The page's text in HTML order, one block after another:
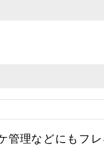
管理などにもフ